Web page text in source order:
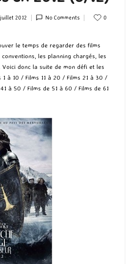
2012 No Comments 0
le temps de regarder des films
les planning chargés, les
Voici donc la suite de mon défi et les
1 à 10 / Films 11 à 20 / Films 21 à 30 /
à 50 / Films de 51 à 60 / Films de 61